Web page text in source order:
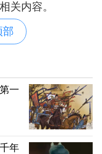
关内容。
部
一
年